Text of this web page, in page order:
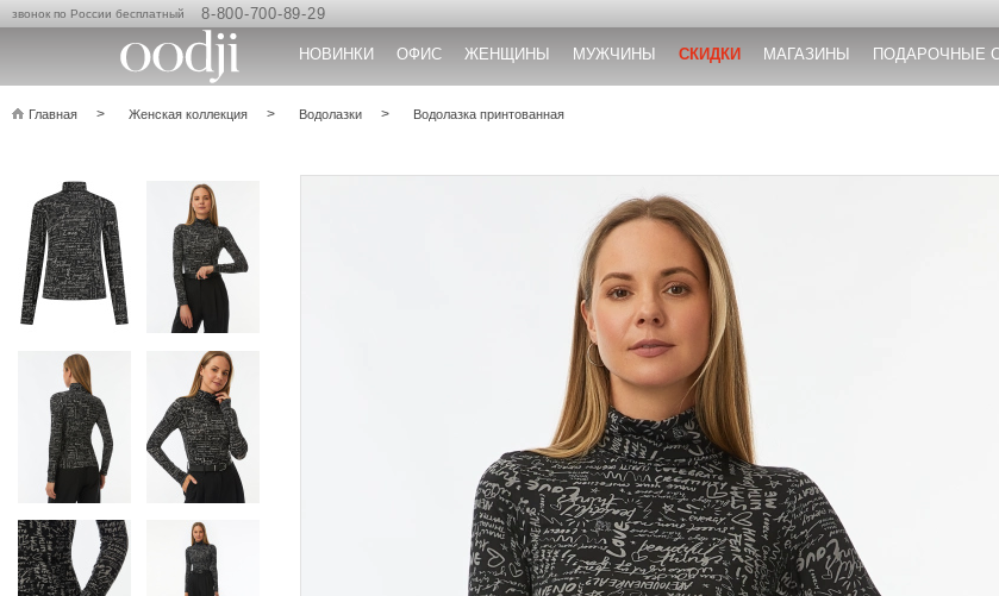
звонок по России бесплатный 8-800-700-89-29
НОВИНКИ ОФИС ЖЕНЩИНЫ МУЖЧИНЫ СКИДКИ МАГАЗИНЫ ПОДАРОЧНЫЕ
Главная Женская коллекция Водолазки Водолазка принтованная